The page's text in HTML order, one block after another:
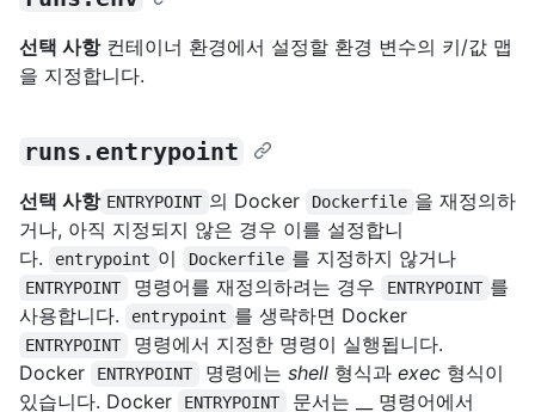
선택 사항컨테이너 환경에서 설정할 환경 변수의 키/값 맵
을 지정합니다.
runs.entrypoint
선택 사항 ENTRYPOINT 의 Docker Dockerfile 을 재정의하
거나, 아직 지정되지 않은 경우 이를 설정합니
다.
entrypoint 이 Dockerfile 를 지정하지 않거나
ENTRYPOINT 명령어를 재정의하려는 경우 ENTRYPOINT 를
사용합니다.
entrypoint 를 생략하면 Docker
ENTRYPOINT
명령에서 지정한 명령이 실행됩니다.
Docker
ENTRYPOINT 명령에는 shell형식과 exec형식이
있습니다. Docker
ENTRYPOINT 문서는 __ 명령어에서